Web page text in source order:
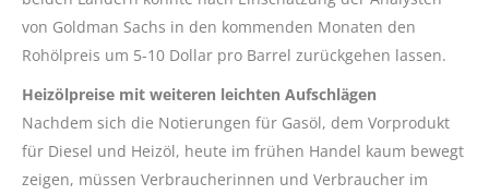
von Goldman Sachs in den kommenden Monaten den
Rohölpreis um 5-10 Dollar pro Barrel zurückgehen lassen.
Heizölpreise mit weiteren leichten Aufschlägen
Nachdem sich die Notierungen für Gasöl, dem Vorprodukt
für Diesel und Heizöl, heute im frühen Handel kaum bewegt
zeigen, müssen Verbraucherinnen und Verbraucher im